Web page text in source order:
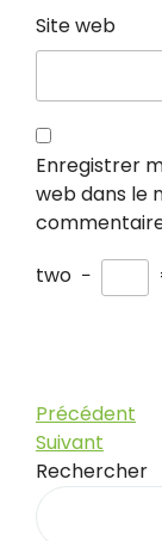
Site web
Enregistrer
web dans le
two −
de
Article
précédent
Précédent
Article
suivant
Suivant
Rechercher